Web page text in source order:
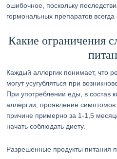
ошибочное, поскольку
гормональных препаратов
Какие ограничения
Каждый аллергик понимает, что
могут усугубляться при
При употреблении еды, в состав
аллергии, проявление
причине примерно за 1-1,5
начать соблюдать диету.
Разрешенные продукты питания